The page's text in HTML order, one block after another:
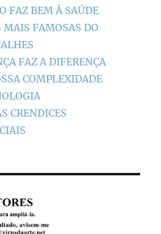
FAZ BEM À SAÚDE
FAMOSAS DO
FAZ A DIFERENÇA
COMPLEXIDADE
CRENDICES